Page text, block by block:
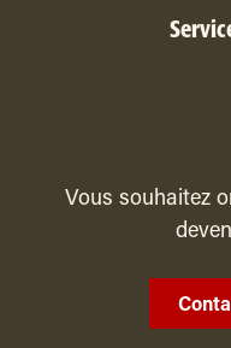
Vous souhaitez